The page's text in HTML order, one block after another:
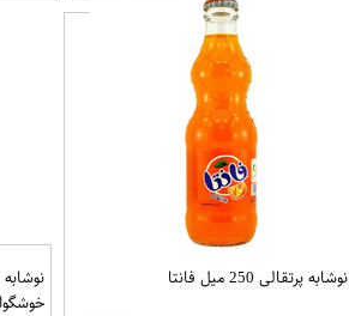
نوشابه پرتقالی 250 میل فانتا